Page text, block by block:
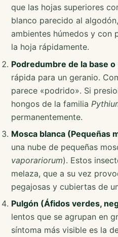
que las hojas superiores
blanco parecido al
ambientes húmedos y con
la hoja rápidamente.
Podredumbre de la base
rápida para un geranio.
parece «podrido». Si
hongos de la familia
permanentemente.
Mosca blanca (Pequeñas
una nube de pequeñas
vaporariorum). Estos
melaza, que a su vez
pegajosas y cubiertas de
Pulgón (Áfidos verdes,
lentos que se agrupan en
síntoma más visible es la